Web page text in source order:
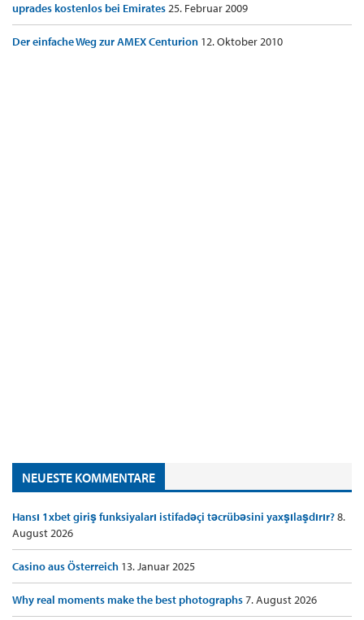
uprades kostenlos bei Emirates25. Februar 2009
Der einfache Weg zur AMEX Centurion 12. Oktober 2010
NEUESTE KOMMENTARE
Hansı 1xbet giriş funksiyaları istifadəçi təcrübəsini yaxşılaşdırır?8.
August 2026
Casino aus Österreich 13. Januar 2025
Why real moments make the best photographs7. August 2026